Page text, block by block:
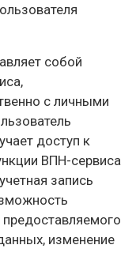
собой
с личными
доступ к
ВПН-сервиса
запись
изменение